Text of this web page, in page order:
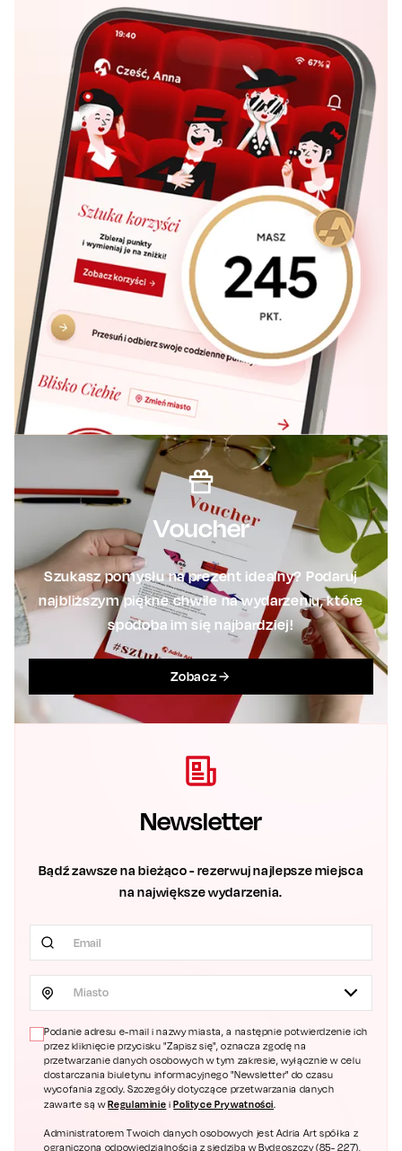
Voucher
Szukasz pomysłu na prezent idealny? Podaruj
najbliższym piękne chwile na wydarzeniu, które
spodoba im się najbardziej!
Zobacz
Newsletter
Bądź zawsze na bieżąco - rezerwuj najlepsze miejsca
na największe wydarzenia.
Miasto
Podanie adresu e-mail i nazwy miasta, a następnie potwierdzenie ich
przez kliknięcie przycisku "Zapisz się", oznacza zgodę na
przetwarzanie danych osobowych w tym zakresie, wyłącznie w celu
dostarczania biuletynu informacyjnego "Newsletter" do czasu
wycofania zgody. Szczegóły dotyczące przetwarzania danych
zawarte są wRegulaminie i Polityce Prywatności.
Administratorem Twoich danych osobowych jest Adria Art spółka z
ograniczoną odpowiedzialnością z siedzibą w Bydgoszczy (85- 227),